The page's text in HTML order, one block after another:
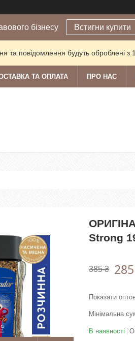
бізнесу Встигни купити
та повідомлення будуть оброблені з
ТА ОПЛАТА ПРО НАС
Strong
385 ₴
Показати
Мінімальна
В наявності